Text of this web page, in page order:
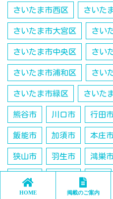
さいたま市西区 さいた
さいたま市大宮区 さい
さいたま市中央区 さい
さいたま市浦和区 さい
さいたま市緑区 さいた
熊谷市 川口市 行田
飯能市 加須市 本庄
狭山市 羽生市 鴻巣
草加市
HOME 掲載のご案内